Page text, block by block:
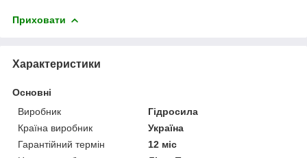
Приховати
Характеристики
Основні
Виробник
Гідросила
Країна виробник
Україна
Гарантійний термін
12 міс